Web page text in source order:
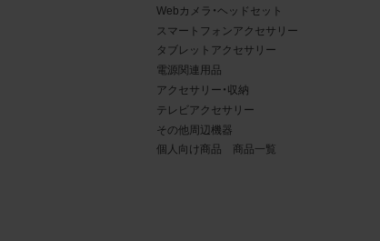
Webカメラ・ヘッドセット
スマートフォンアクセサリー
タブレットアクセサリー
電源関連用品
アクセサリー・収納
テレビアクセサリー
その他周辺機器
個人向け商品 商品一覧